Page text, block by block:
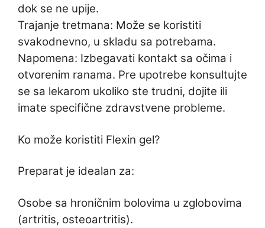
dok se ne upije.
Trajanje tretmana: Može se koristiti
svakodnevno, u skladu sa potrebama.
Napomena: Izbegavati kontakt sa očima i
otvorenim ranama. Pre upotrebe konsultujte
se sa lekarom ukoliko ste trudni, dojite ili
imate specifične zdravstvene probleme.
Ko može koristiti Flexin gel?
Preparat je idealan za:
Osobe sa hroničnim bolovima u zglobovima
(artritis, osteoartritis).